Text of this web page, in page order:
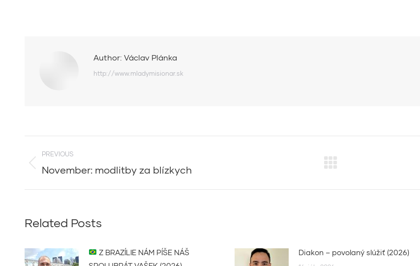
Author: Václav Plánka
http://www.mladymisionar.sk
navigation
PREVIOUS
Previous
November: modlitby za blízkych
Related Posts
Z BRAZÍLIE NÁM PÍŠE NÁŠ
Diakon – povolaný slúžiť (2026)